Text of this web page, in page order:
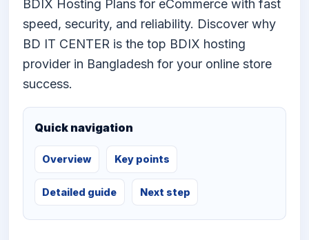
BDIX Hosting Plans for eCommerce with fast
speed, security, and reliability. Discover why
BD IT CENTER is the top BDIX hosting
provider in Bangladesh for your online store
success.
Quick navigation
Overview Key points
Detailed guide Next step